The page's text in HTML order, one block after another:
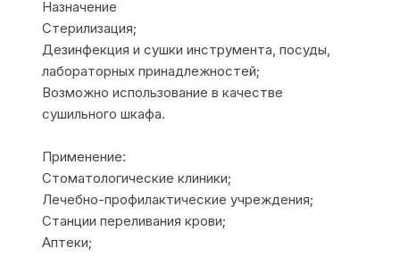
Назначение
Стерилизация;
Дезинфекция и сушки инструмента, посуды,
лабораторных принадлежностей;
Возможно использование в качестве
сушильного шкафа.
Применение:
Стоматологические клиники;
Лечебно-профилактические учреждения;
Станции переливания крови;
Аптеки;